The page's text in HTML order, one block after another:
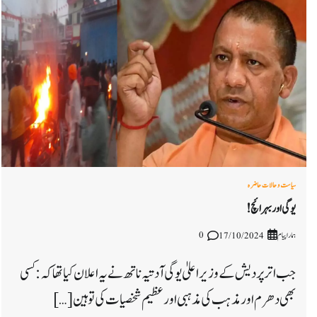
سیاست و حالات حاضرہ
یوگی اور بہرائچ!
ہمارا پیام 17/10/2024
0
جب اترپردیش کے وزیراعلیٰ یوگی آدتیہ ناتھ نے یہ اعلان کیا تھا کہ: کسی
بھی دھرم اور مذہب کی مذہبی اور عظیم شخصیات کی توہین […]